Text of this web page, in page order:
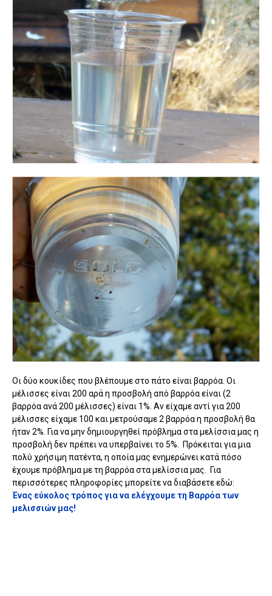
Οι δύο κουκίδες που βλέπουμε στο πάτο είναι βαρρόα. Οι
μέλισσες είναι 200 αρά η προσβολή από βαρρόα είναι (2
βαρρόα ανά 200 μέλισσες) είναι 1%. Αν είχαμε αντί για 200
μέλισσες είχαμε 100 και μετρούσαμε 2 βαρρόα η προσβολή θα
ήταν 2%. Για να μην δημιουργηθεί πρόβλημα στα μελίσσια μας η
προσβολή δεν πρέπει να υπερβαίνει το 5%. Πρόκειται για μια
πολύ χρήσιμη πατέντα, η οποία μας ενημερώνει κατά πόσο
έχουμε πρόβλημα με τη βαρρόα στα μελίσσια μας. Για
περισσότερες πληροφορίες μπορείτε να διαβάσετε εδώ:
Ένας εύκολος τρόπος για να ελέγχουμε τη Βαρρόα των
μελισσιών μας!